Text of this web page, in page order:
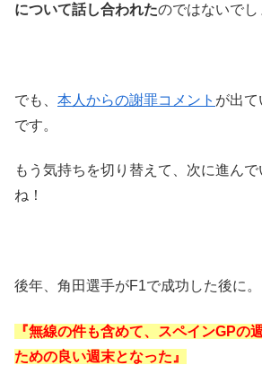
について話し合われたのではないでし
でも、 本人からの謝罪コメント が出て
です。
もう気持ちを切り替えて、次に進ん
ね！
後年、角田選手がF1で成功した後に。
『無線の件も含めて、スペインGPの
ための良い週末となった』